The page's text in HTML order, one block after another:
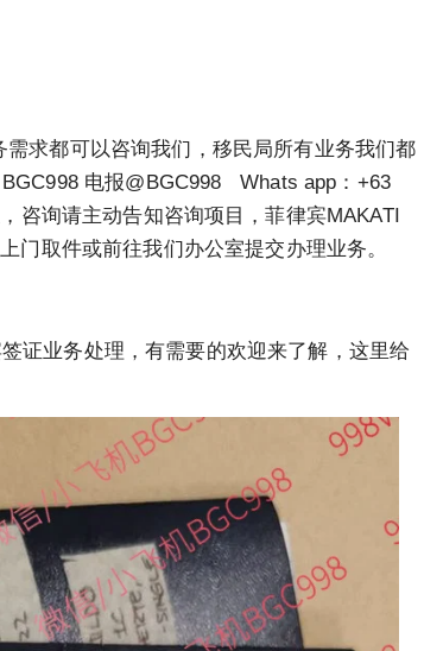
求都可以咨询我们，移民局所有业务我们都
电报@BGC998 Whats app：+63
咨询请主动告知咨询项目，菲律宾MAKATI
门取件或前往我们办公室提交办理业务。
证业务处理，有需要的欢迎来了解，这里给